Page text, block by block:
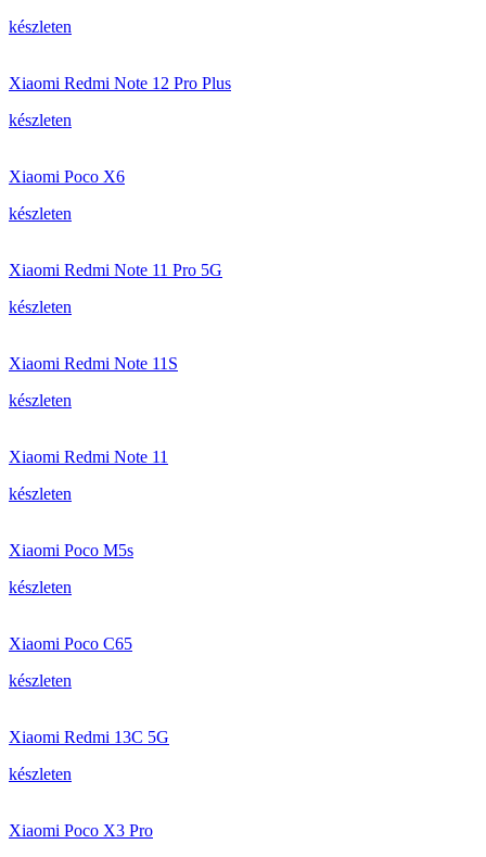
készleten
Xiaomi Redmi Note 12 Pro Plus
készleten
Xiaomi Poco X6
készleten
Xiaomi Redmi Note 11 Pro 5G
készleten
Xiaomi Redmi Note 11S
készleten
Xiaomi Redmi Note 11
készleten
Xiaomi Poco M5s
készleten
Xiaomi Poco C65
készleten
Xiaomi Redmi 13C 5G
készleten
Xiaomi Poco X3 Pro